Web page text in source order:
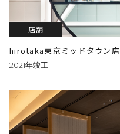
店舗
hirotaka東京ミッドタウン店
2021年竣工